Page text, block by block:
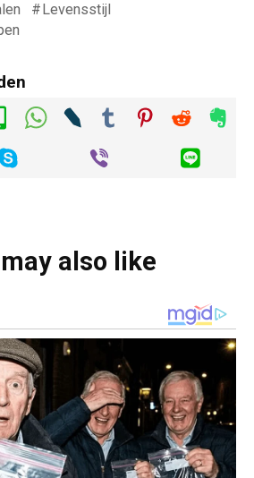
Levensstijl
also like